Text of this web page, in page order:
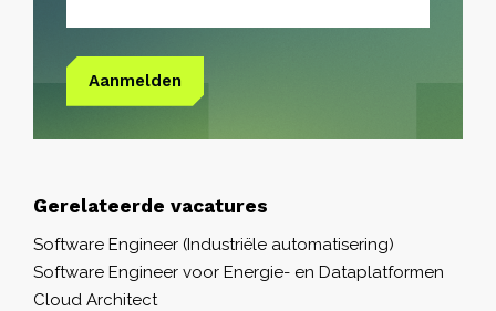
Aanmelden
Gerelateerde vacatures
Software Engineer (Industriële automatisering)
Software Engineer voor Energie- en Dataplatformen
Cloud Architect